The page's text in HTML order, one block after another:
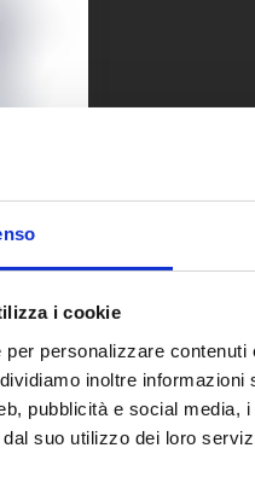
i cookie
personalizzare
inoltre
pubblicità e social media,
suo utilizzo dei loro
il